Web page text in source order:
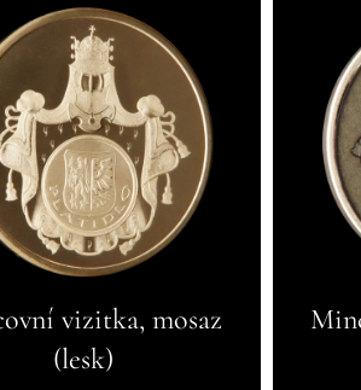
vizitka, mosaz
(lesk)